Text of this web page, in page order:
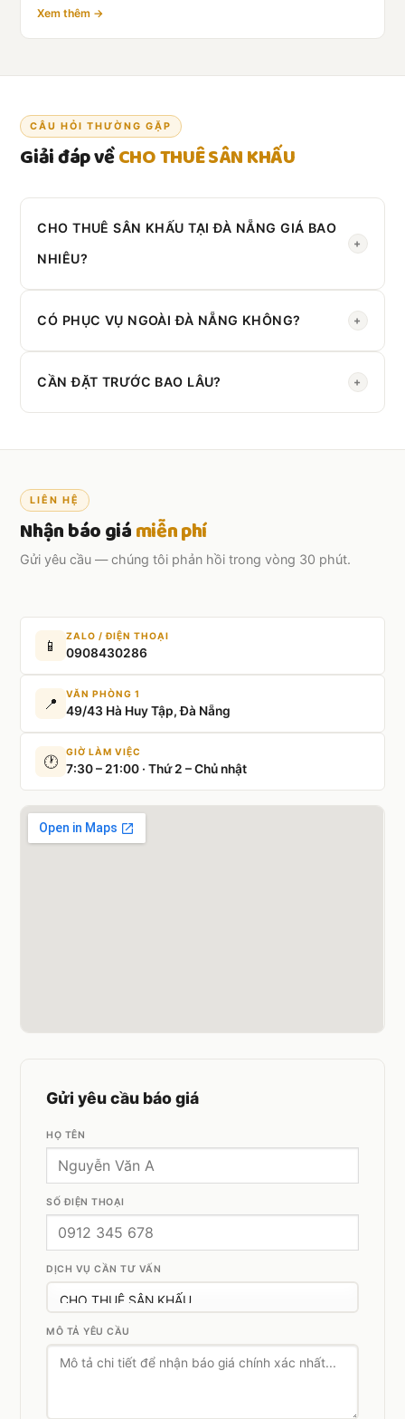
Xem thêm →
CÂU HỎI THƯỜNG GẶP
Giải đáp vềCHO THUÊ SÂN KHẤU
CHO THUÊ SÂN KHẤU TẠI ĐÀ NẴNG GIÁ BAO
NHIÊU?
+
cầu cụ thể.
CÓ PHỤC VỤ NGOÀI ĐÀ NẴNG KHÔNG? +
CẦN ĐẶT TRƯỚC BAO LÂU? +
LIÊN HỆ
Nhận báo giámiễn phí
Gửi yêu cầu — chúng tôi phản hồi trong vòng 30 phút.
📱
ZALO / ĐIỆN THOẠI
0908430286
📍
VĂN PHÒNG 1
49/43 Hà Huy Tập, Đà Nẵng
🕐
GIỜ LÀM VIỆC
7:30 – 21:00 · Thứ 2 – Chủ nhật
Gửi yêu cầu báo giá
HỌ TÊN
SỐ ĐIỆN THOẠI
DỊCH VỤ CẦN TƯ VẤN
MÔ TẢ YÊU CẦU